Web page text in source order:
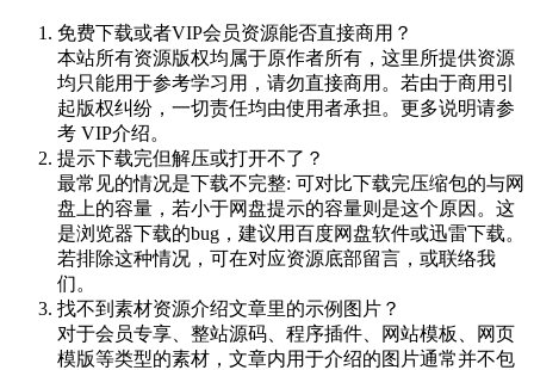
免费下载或者VIP会员资源能否直接商用？
本站所有资源版权均属于原作者所有，这里所提供资源
均只能用于参考学习用，请勿直接商用。若由于商用引
起版权纠纷，一切责任均由使用者承担。更多说明请参
考 VIP介绍。
提示下载完但解压或打开不了？
最常见的情况是下载不完整: 可对比下载完压缩包的与网
盘上的容量，若小于网盘提示的容量则是这个原因。这
是浏览器下载的bug，建议用百度网盘软件或迅雷下载。
若排除这种情况，可在对应资源底部留言，或联络我
们。
找不到素材资源介绍文章里的示例图片？
对于会员专享、整站源码、程序插件、网站模板、网页
模版等类型的素材，文章内用于介绍的图片通常并不包